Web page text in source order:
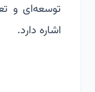
توسعه‌ای و
اشاره دارد.